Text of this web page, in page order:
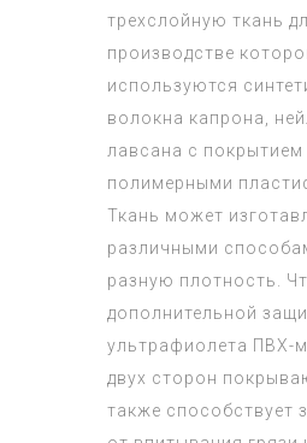
трехслойную ткань
производстве
используются
волокна капрона,
лавсана с покрытием
полимерными
Ткань может
различными
разную плотность.
дополнительной
ультрафиолета ПВХ-
двух сторон
также способствует